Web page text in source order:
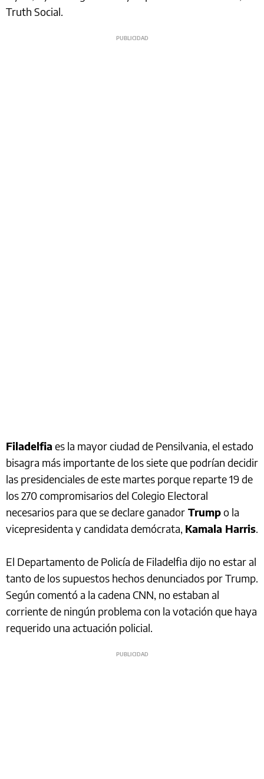
Truth Social.
Filadelfia es la mayor ciudad de Pensilvania, el estado
bisagra más importante de los siete que podrían decidir
las presidenciales de este martes porque reparte 19 de
los 270 compromisarios del Colegio Electoral
necesarios para que se declare ganador Trumpo la
vicepresidenta y candidata demócrata, Kamala Harris.
El Departamento de Policía de Filadelfia dijo no estar al
tanto de los supuestos hechos denunciados por Trump.
Según comentó a la cadena CNN, no estaban al
corriente de ningún problema con la votación que haya
requerido una actuación policial.